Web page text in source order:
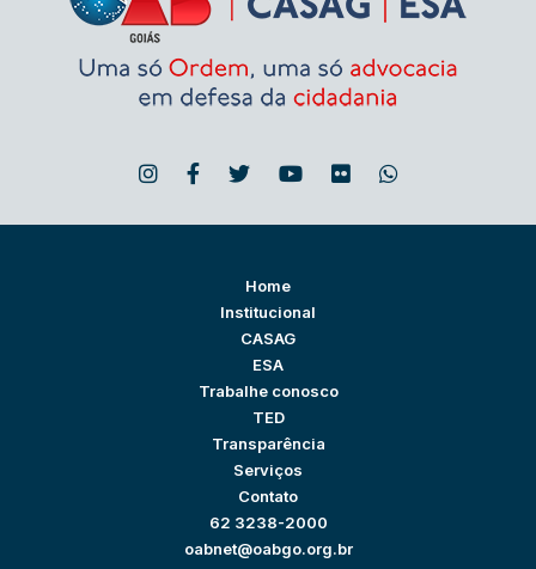
Home
Institucional
CASAG
ESA
Trabalhe conosco
TED
Transparência
Serviços
Contato
62 3238-2000
oabnet@oabgo.org.br